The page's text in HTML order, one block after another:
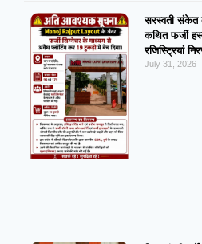
सरस्वती संकेत
कथित फर्जी
रजिस्ट्रियां
July 31, 2026